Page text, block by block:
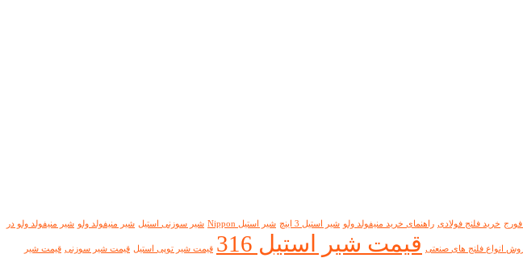
فورج خرید فلنج فولادی راهنمای خرید منیفولد ولو شیر استیل 3 اینچ شیر استیل Nippon شیر سوزنی استیل شیر منیفولد ولو شیر منیفولد ولو در
انواع فلنج های صنعتی قیمت شیر استیل 316 قیمت شیر توپی استیل قیمت شیر سوزنی قیمت شیر